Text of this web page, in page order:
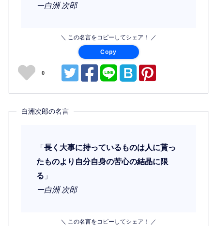
ー白洲 次郎
＼ この名言をコピーしてシェア！ ／
Copy
0
白洲次郎の名言
「長く大事に持っているものは人に貰っ
たものより自分自身の苦心の結晶に限
る 」
ー白洲 次郎
＼ この名言をコピーしてシェア！ ／